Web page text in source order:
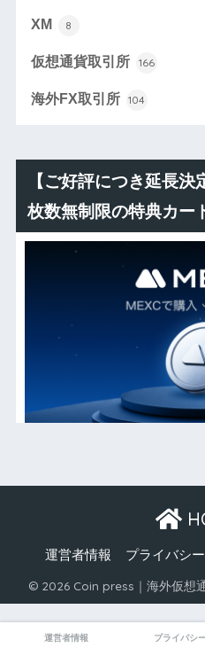
XM 8
仮想通貨取引所 166
海外FX取引所 104
【ご好評につき延長
枚数無制限の特典カー
運営者情報 プライバシ
© 2026 Coin press｜海外仮想
運営者情報 プライバシ